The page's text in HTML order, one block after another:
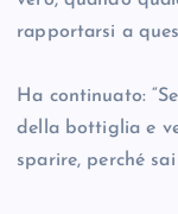
rapportarsi a
Ha continuato:
della bottiglia e
sparire, perché